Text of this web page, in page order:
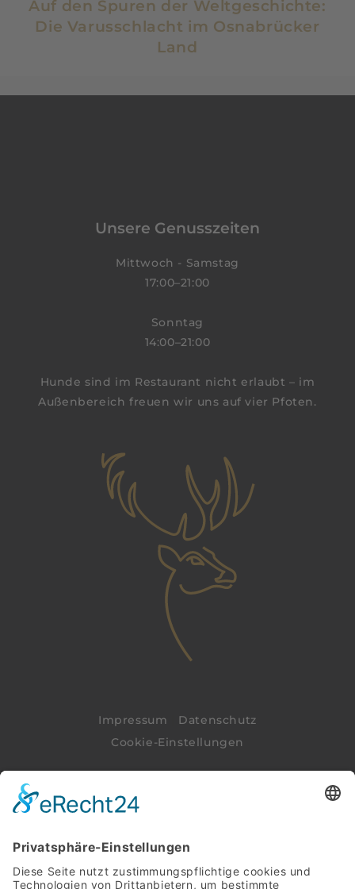
Auf den Spuren der Weltgeschichte:
Die Varusschlacht im Osnabrücker
Land
Unsere Genusszeiten
Mittwoch - Samstag
17:00–21:00
Sonntag
14:00–21:00
Hunde sind im Restaurant nicht erlaubt – im
Außenbereich freuen wir uns auf vier Pfoten.
Impressum
Datenschutz
Cookie-Einstellungen
Impressum|
Am Renzenbrink 25
49565 Bramsche